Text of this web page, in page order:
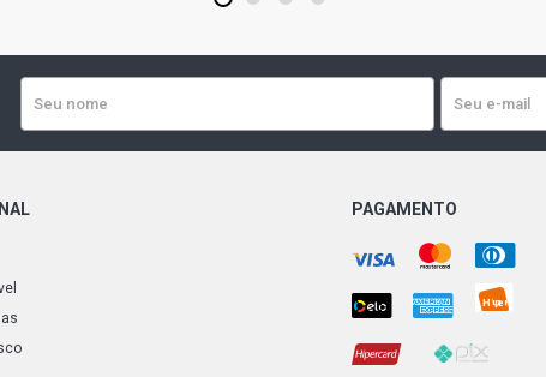
PAGAMENTO